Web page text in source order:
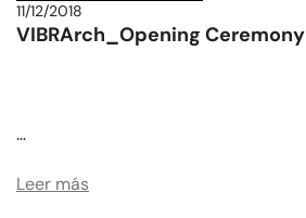
11/12/2018
VIBRArch_Opening Ceremony
…
Leer más